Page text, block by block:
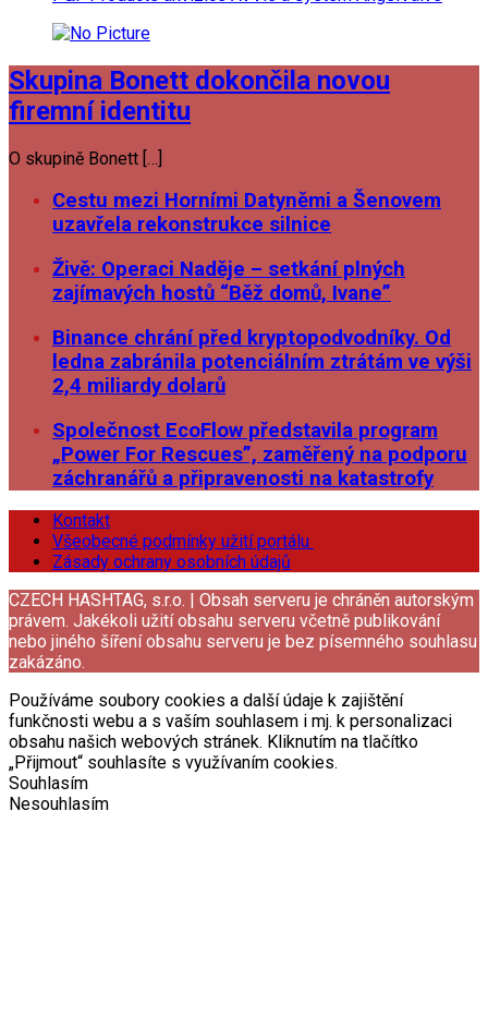
Skupina Bonett dokončila novou
firemní identitu
O skupině Bonett […]
Cestu mezi Horními Datyněmi a Šenovem
uzavřela rekonstrukce silnice
Živě: Operaci Naděje – setkání plných
zajímavých hostů “Běž domů, Ivane”
Binance chrání před kryptopodvodníky. Od
ledna zabránila potenciálním ztrátám ve výši
2,4 miliardy dolarů
Společnost EcoFlow představila program
„Power For Rescues”, zaměřený na podporu
záchranářů a připravenosti na katastrofy
Kontakt
Všeobecné podmínky užití portálu
Zásady ochrany osobních údajů
CZECH HASHTAG, s.r.o. | Obsah serveru je chráněn autorským
právem. Jakékoli užití obsahu serveru včetně publikování
nebo jiného šíření obsahu serveru je bez písemného souhlasu
zakázáno.
Používáme soubory cookies a další údaje k zajištění
funkčnosti webu a s vaším souhlasem i mj. k personalizaci
obsahu našich webových stránek. Kliknutím na tlačítko
„Přijmout“ souhlasíte s využívaním cookies.
Souhlasím
Nesouhlasím